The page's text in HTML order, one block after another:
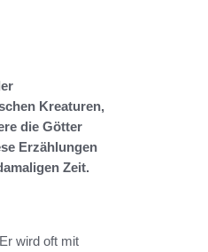
Kreaturen,
die Götter
Erzählungen
Zeit.
wird oft mit